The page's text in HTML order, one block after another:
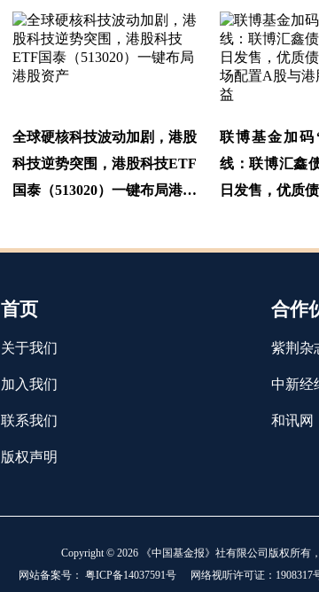
全球硬核科技波动加剧，港股
科技逆势突围，港股科技ETF
国泰（513020）一键布局港股
联博基金加码
线：联博汇鑫
日发售，优质
首页
关于我们
加入我们
联系我们
版权声明
合作
紫荆杂
中新经
和讯网
Copyright © 2026 《中国基金报》社有限公司版权所有
网站备案号： 粤ICP备14037591号 网络视听许可证：1908317